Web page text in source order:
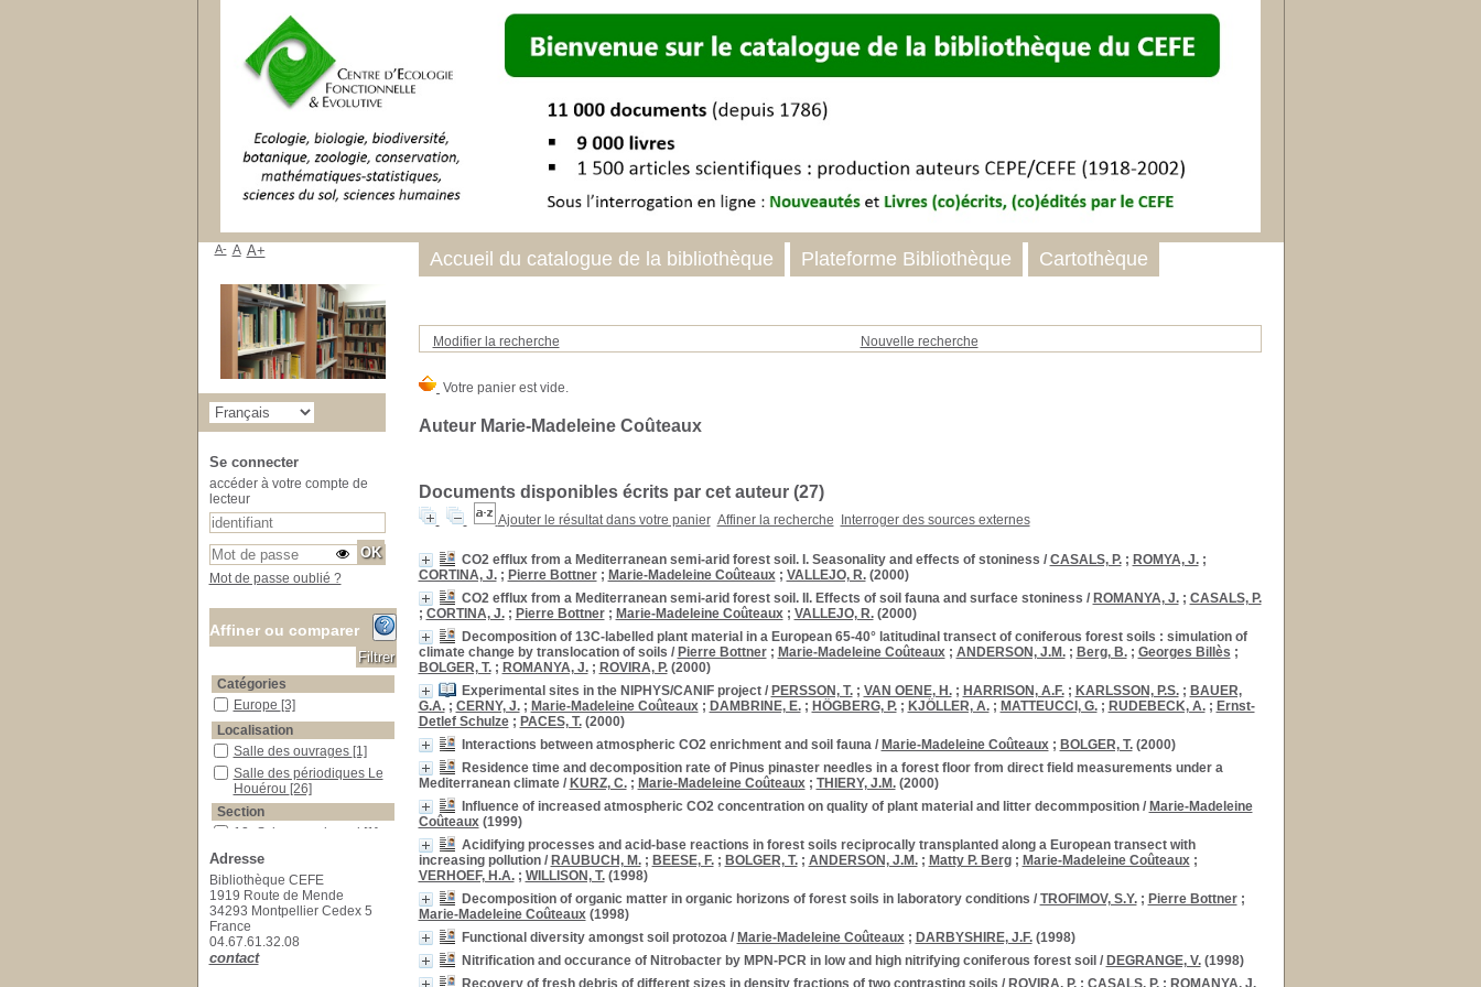
Modifier la recherche Nouvelle recherche
Auteur Marie-Madeleine Coûteaux
Documents disponibles écrits par cet auteur (27)
Ajouter le résultat dans votre panier Affiner la recherche Interroger des sources externes
CO2 efflux from a Mediterranean semi-arid forest soil. I. Seasonality and effects of stoniness / CASALS, P.; ROMYA, J.;
CORTINA, J.; Pierre Bottner; Marie-Madeleine Coûteaux; VALLEJO, R.(2000)
CO2 efflux from a Mediterranean semi-arid forest soil. II. Effects of soil fauna and surface stoniness / ROMANYA, J.; CASALS, P.
; CORTINA, J.; Pierre Bottner; Marie-Madeleine Coûteaux; VALLEJO, R.(2000)
Decomposition of 13C-labelled plant material in a European 65-40° latitudinal transect of coniferous forest soils : simulation of
climate change by translocation of soils / Pierre Bottner; Marie-Madeleine Coûteaux; ANDERSON, J.M.; Berg, B.; Georges Billès ;
BOLGER, T.; ROMANYA, J.; ROVIRA, P.(2000)
Experimental sites in the NIPHYS/CANIF project/ PERSSON, T.; VAN OENE, H.; HARRISON, A.F.; KARLSSON, P.S.; BAUER,
G.A.; CERNY, J.; Marie-Madeleine Coûteaux; DAMBRINE, E.; HÖGBERG, P.; KJÖLLER, A.; MATTEUCCI, G.; RUDEBECK, A.; Ernst-
Detlef Schulze; PACES, T.(2000)
Interactions between atmospheric CO2 enrichment and soil fauna/ Marie-Madeleine Coûteaux; BOLGER, T.(2000)
Residence time and decomposition rate of Pinus pinaster needles in a forest floor from direct field measurements under a
Mediterranean climate/ KURZ, C.; Marie-Madeleine Coûteaux; THIERY, J.M.(2000)
Influence of increased atmospheric CO2 concentration on quality of plant material and litter decommposition/ Marie-Madeleine
Coûteaux(1999)
Acidifying processes and acid-base reactions in forest soils reciprocally transplanted along a European transect with
increasing pollution/ RAUBUCH, M.; BEESE, F.; BOLGER, T.; ANDERSON, J.M.; Matty P. Berg; Marie-Madeleine Coûteaux;
VERHOEF, H.A.; WILLISON, T.(1998)
Decomposition of organic matter in organic horizons of forest soils in laboratory conditions / TROFIMOV, S.Y.; Pierre Bottner;
Marie-Madeleine Coûteaux(1998)
Functional diversity amongst soil protozoa/ Marie-Madeleine Coûteaux; DARBYSHIRE, J.F.(1998)
Nitrification and occurance of Nitrobacter by MPN-PCR in low and high nitrifying coniferous forest soil / DEGRANGE, V.(1998)
Recovery of fresh debris of different sizes in density fractions of two contrasting soils / ROVIRA, P.; CASALS, P.; ROMANYA, J.
Accueil du catalogue de la bibliothèque Plateforme Bibliothèque Cartothèque
A- A A+
Se connecter
accéder à votre compte de
lecteur
Mot de passe oublié ?
Affiner ou comparer
Catégories
EuropeEurope [3]
Localisation
Salle des ouvrages
Salle des ouvrages [1]
Salle des périodiques Le Houérou
Salle des périodiques Le
Houérou [26]
Section
12_Sciences_du_sol
12_Sciences_du_sol [1]
23_Publications_CEFE
23_Publications_CEFE
Adresse
Bibliothèque CEFE
1919 Route de Mende
34293 Montpellier Cedex 5
France
04.67.61.32.08
contact